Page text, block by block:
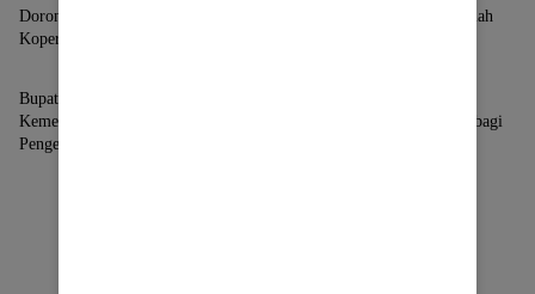
Dorong Penguatan dan Permodalan
Koperasi
Buol Percepat Realisasi Sekolah
Jakarta
Bupati Buol Jemput Dukungan PIP
Kemenkeu untuk Percepat
Pengentasan Kemiskinan
Jakarta Jadi Rumah Bersama bagi